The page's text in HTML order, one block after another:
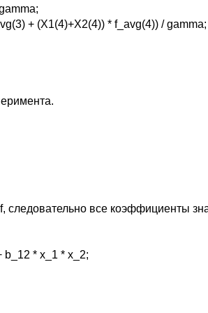
+ (X1(4)+X2(4)) * f_avg(4)) / gamma;
следовательно все коэффициенты
b_12 * x_1 * x_2;